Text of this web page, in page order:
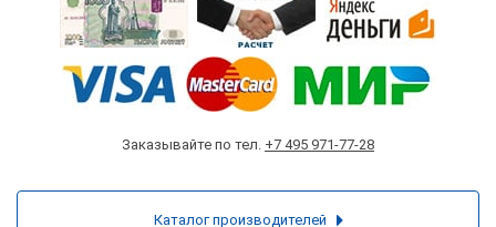
Заказывайте по тел. +7 495 971-77-28